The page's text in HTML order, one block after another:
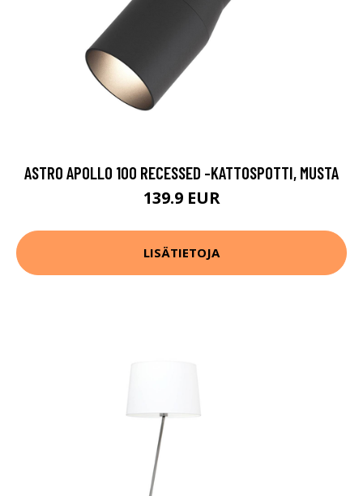
ASTRO APOLLO 100 RECESSED -KATTOSPOTTI, MUSTA
139.9 EUR
LISÄTIETOJA